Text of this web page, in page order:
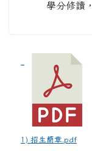
學分修讀
1) 招生簡章.pdf